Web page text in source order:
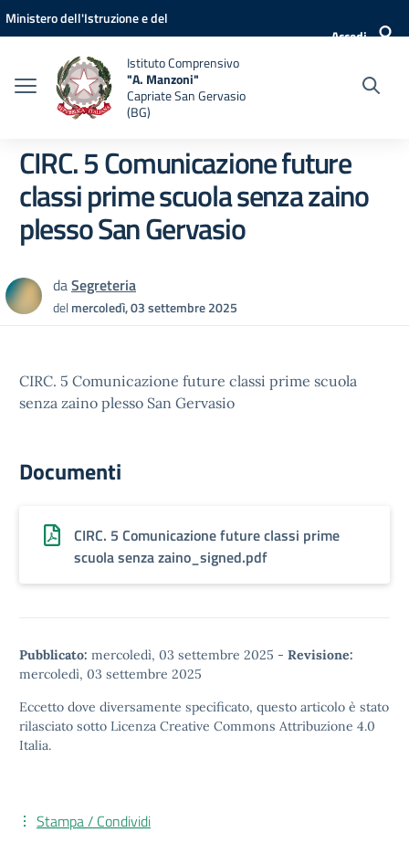
Vai ai contenuti
Vai al menu di navigazione
Vai al footer
Ministero dell'Istruzione e del
Accedi
Istituto Comprensivo
"A. Manzoni"
Capriate San Gervasio
(BG)
CIRC. 5 Comunicazione future
classi prime scuola senza zaino
plesso San Gervasio
daSegreteria
delmercoledì, 03 settembre 2025
CIRC. 5 Comunicazione future classi prime scuola
senza zaino plesso San Gervasio
Documenti
CIRC. 5 Comunicazione future classi prime
scuola senza zaino_signed.pdf
Pubblicato: mercoledì, 03 settembre 2025 - Revisione:
mercoledì, 03 settembre 2025
Eccetto dove diversamente specificato, questo articolo è stato
rilasciato sotto Licenza Creative Commons Attribuzione 4.0
Italia.
Stampa / Condividi